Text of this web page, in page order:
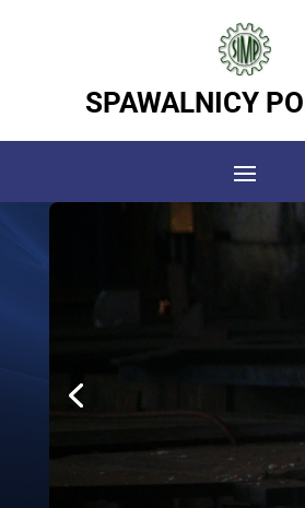
SPAWALNICY